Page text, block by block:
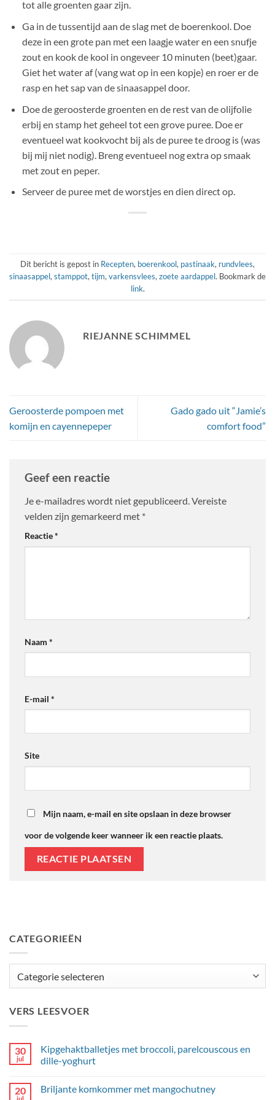
tot alle groenten gaar zijn.
Ga in de tussentijd aan de slag met de boerenkool. Doe
deze in een grote pan met een laagje water en een snufje
zout en kook de kool in ongeveer 10 minuten (beet)gaar.
Giet het water af (vang wat op in een kopje) en roer er de
rasp en het sap van de sinaasappel door.
Doe de geroosterde groenten en de rest van de olijfolie
erbij en stamp het geheel tot een grove puree. Doe er
eventueel wat kookvocht bij als de puree te droog is (was
bij mij niet nodig). Breng eventueel nog extra op smaak
met zout en peper.
Serveer de puree met de worstjes en dien direct op.
Dit bericht is gepost in Recepten, boerenkool, pastinaak, rundvlees,
sinaasappel,stamppot,tijm,varkensvlees,zoete aardappel. Bookmark de
link.
RIEJANNE SCHIMMEL
Geroosterde pompoen met
komijn en cayennepeper
Gado gado uit “Jamie’s
comfort food”
Geef een reactie
Je e-mailadres wordt niet gepubliceerd.Vereiste
velden zijn gemarkeerd met *
Reactie*
Naam *
E-mail *
Site
Mijn naam, e-mail en site opslaan in deze browser
voor de volgende keer wanneer ik een reactie plaats.
CATEGORIEËN
VERS LEESVOER
30
jul
Kipgehaktballetjes met broccoli, parelcouscous en
dille-yoghurt
op
Kipgehaktballetjes
20
jul
Briljante komkommer met mangochutney